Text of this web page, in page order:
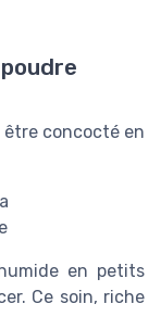
concocté en
en petits
Ce soin, riche